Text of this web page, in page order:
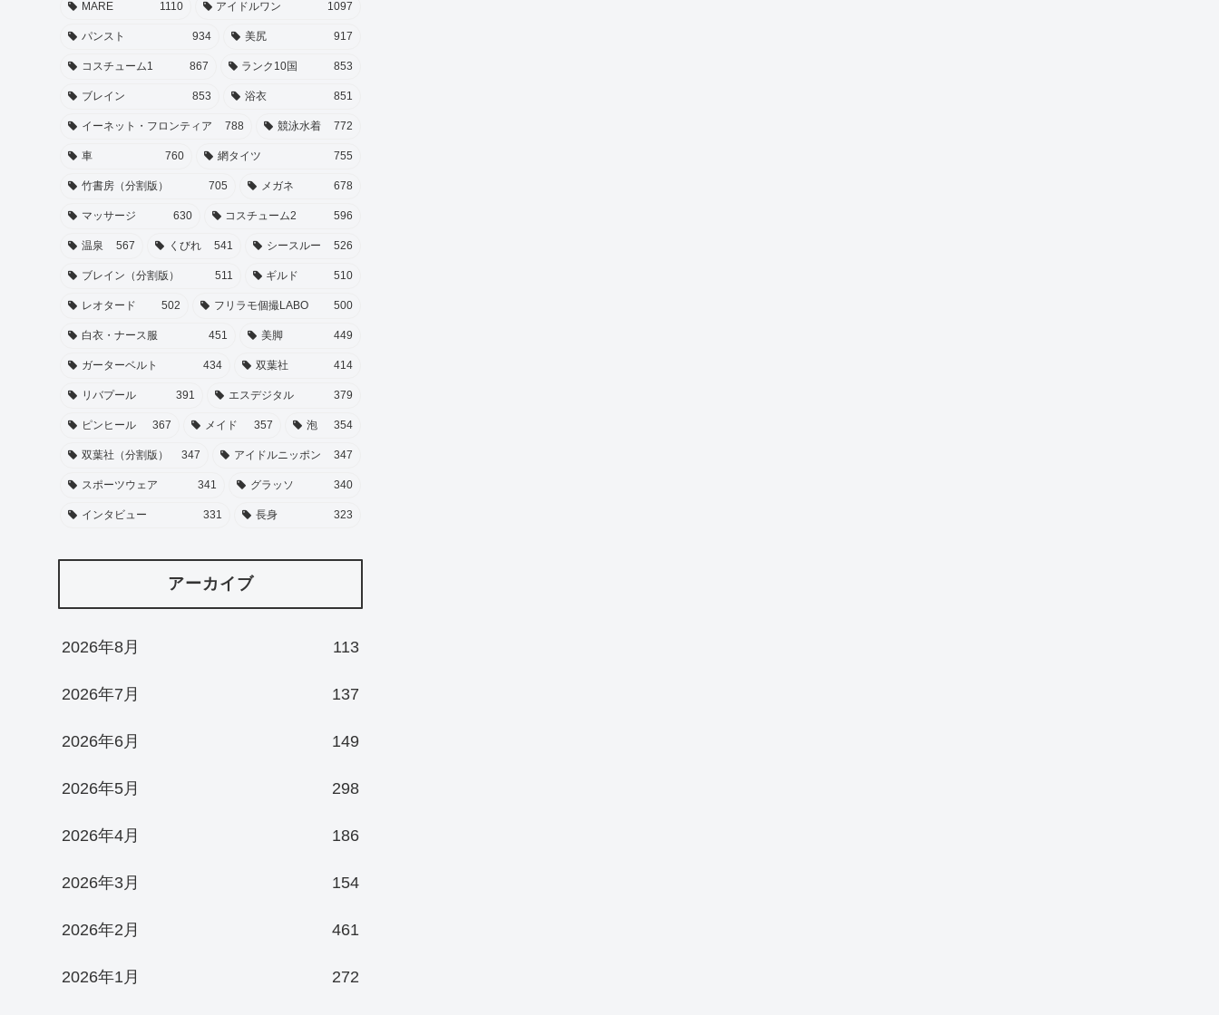
MARE 1110 アイドルワン 1097
パンスト 934 美尻 917
コスチューム1 867 ランク10国 853
ブレイン 853 浴衣 851
イーネット・フロンティア 788 競泳水着 772
車 760 網タイツ 755
竹書房（分割版） 705 メガネ 678
マッサージ 630 コスチューム2 596
温泉 567 くびれ 541 シースルー 526
ブレイン（分割版） 511 ギルド 510
レオタード 502 フリラモ個撮LABO 500
白衣・ナース服 451 美脚 449
ガーターベルト 434 双葉社 414
リバプール 391 エスデジタル 379
ピンヒール 367 メイド 357 泡 354
双葉社（分割版） 347 アイドルニッポン 347
スポーツウェア 341 グラッソ 340
インタビュー 331 長身 323
アーカイブ
2026年8月 113
2026年7月 137
2026年6月 149
2026年5月 298
2026年4月 186
2026年3月 154
2026年2月 461
2026年1月 272